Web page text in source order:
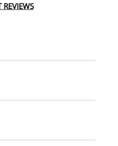
REVIEWS